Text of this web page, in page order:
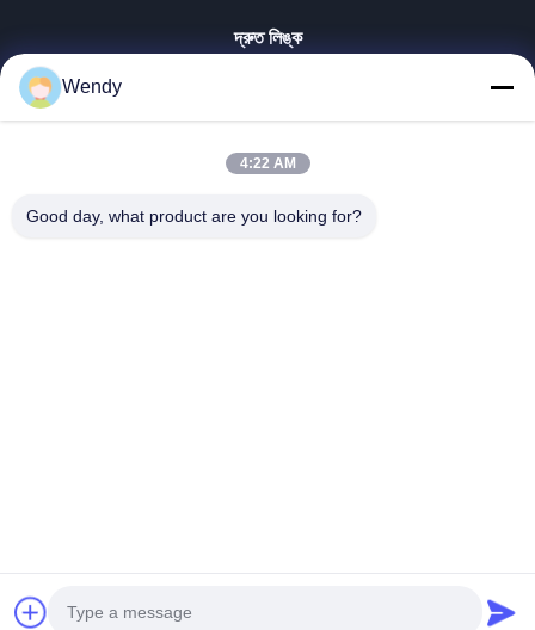
দ্রুত লিঙ্ক
ভিআর শো
Wendy
4:22 AM
Good day, what product are you looking for?